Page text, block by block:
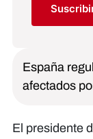
España
afectados
El presidente